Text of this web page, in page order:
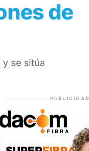
de
se sitúa
PUBLICIDAD